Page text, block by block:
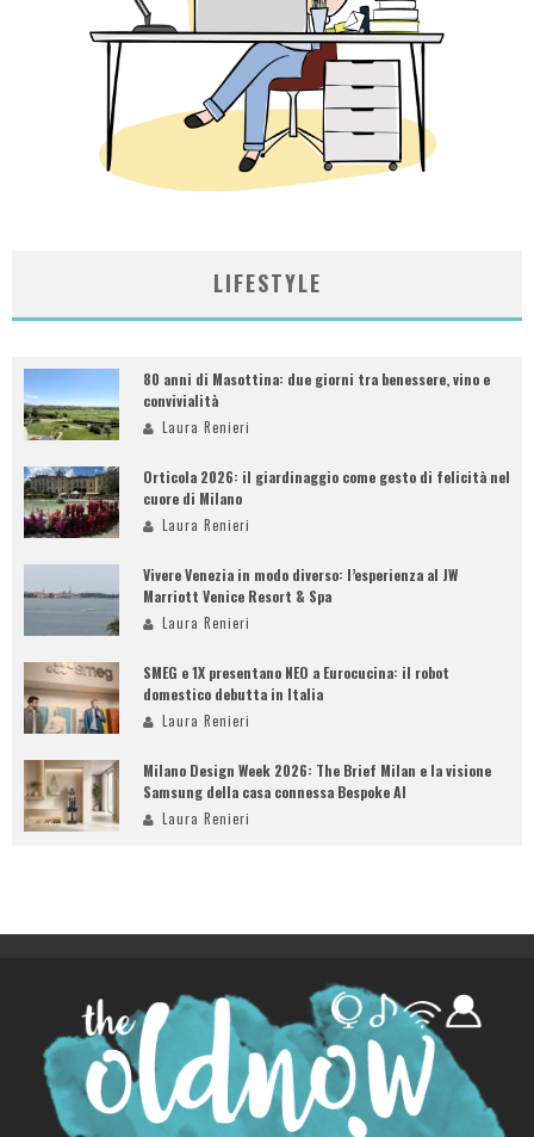
LIFESTYLE
80 anni di Masottina: due giorni tra benessere, vino e
convivialità
Laura Renieri
Orticola 2026: il giardinaggio come gesto di felicità nel
cuore di Milano
Laura Renieri
Vivere Venezia in modo diverso: l’esperienza al JW
Marriott Venice Resort & Spa
Laura Renieri
SMEG e 1X presentano NEO a Eurocucina: il robot
domestico debutta in Italia
Laura Renieri
Milano Design Week 2026: The Brief Milan e la visione
Samsung della casa connessa Bespoke AI
Laura Renieri